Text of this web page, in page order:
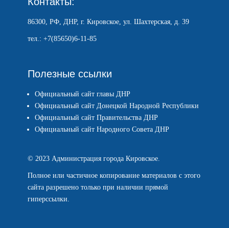
86300, РФ, ДНР, г. Кировское, ул. Шахтерская, д. 39
тел.: +7(85650)6-11-85
Полезные ссылки
Официальный сайт главы ДНР
Официальный сайт Донецкой Народной Республики
Официальный сайт Правительства ДНР
Официальный сайт Народного Совета ДНР
© 2023 Администрация города Кировское.
Полное или частичное копирование материалов с этого
сайта разрешено только при наличии прямой
гиперссылки.